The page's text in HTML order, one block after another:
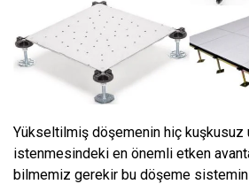
Yükseltilmiş döşemenin hiç kuşkusuz
istenmesindeki en önemli etken
bilmemiz gerekir bu döşeme